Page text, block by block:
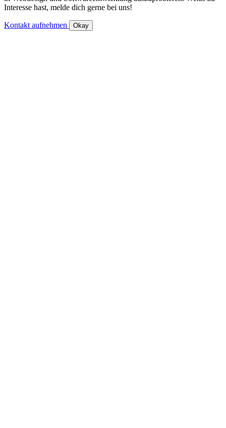
Interesse hast, melde dich gerne bei uns!
Kontakt aufnehmen Okay